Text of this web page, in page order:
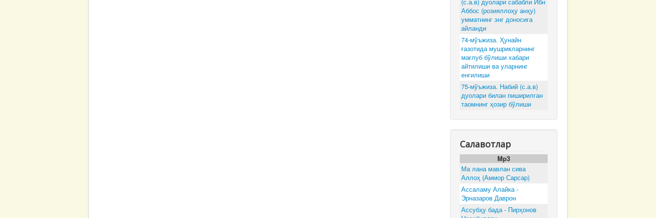
Аббос (розияллоҳу анҳу)
умматнинг энг доносига
айланди
74-мўъжиза. Ҳунайн
ғазотида мушрикларнинг
мағлуб бўлиши хабари
айтилиши ва уларнинг
енгилиши
75-мўъжиза. Набий (с.а.в)
дуолари билан пиширилган
таомнинг ҳозир бўлиши
Салавотлар
Mp3
Ма лана мавлан сива
Аллоҳ (Аммор Сарсар)
Ассаламу Алайка -
Эрназаров Даврон
Ассубҳу бада - Пирҳонов